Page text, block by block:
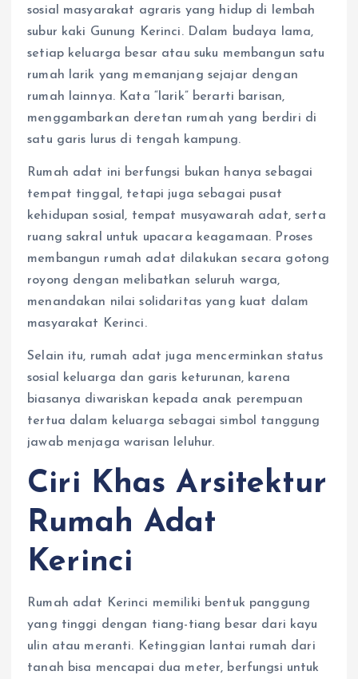
sosial masyarakat agraris yang hidup di lembah
subur kaki Gunung Kerinci. Dalam budaya lama,
setiap keluarga besar atau suku membangun satu
rumah larik yang memanjang sejajar dengan
rumah lainnya. Kata “larik” berarti barisan,
menggambarkan deretan rumah yang berdiri di
satu garis lurus di tengah kampung.
Rumah adat ini berfungsi bukan hanya sebagai
tempat tinggal, tetapi juga sebagai pusat
kehidupan sosial, tempat musyawarah adat, serta
ruang sakral untuk upacara keagamaan. Proses
membangun rumah adat dilakukan secara gotong
royong dengan melibatkan seluruh warga,
menandakan nilai solidaritas yang kuat dalam
masyarakat Kerinci.
Selain itu, rumah adat juga mencerminkan status
sosial keluarga dan garis keturunan, karena
biasanya diwariskan kepada anak perempuan
tertua dalam keluarga sebagai simbol tanggung
jawab menjaga warisan leluhur.
Ciri Khas Arsitektur
Rumah Adat
Kerinci
Rumah adat Kerinci memiliki bentuk panggung
yang tinggi dengan tiang-tiang besar dari kayu
ulin atau meranti. Ketinggian lantai rumah dari
tanah bisa mencapai dua meter, berfungsi untuk